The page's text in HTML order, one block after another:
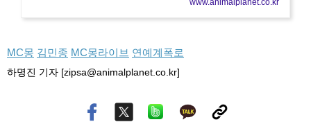
MC몽 김민종 MC몽라이브 연예계폭로
하명진 기자 [zipsa@animalplanet.co.kr]